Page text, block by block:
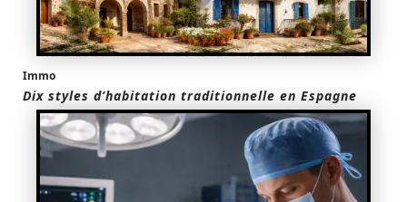
Immo
Dix styles d’habitation traditionnelle en Espagne